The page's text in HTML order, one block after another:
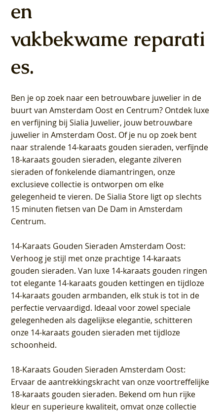
en
vakbekwame reparati
es.
Ben je op zoek naar een betrouwbare juwelier in de
buurt van Amsterdam Oost en Centrum? Ontdek luxe
en verfijning bij Sialia Juwelier, jouw betrouwbare
juwelier in Amsterdam Oost. Of je nu op zoek bent
naar stralende 14-karaats gouden sieraden, verfijnde
18-karaats gouden sieraden, elegante zilveren
sieraden of fonkelende diamantringen, onze
exclusieve collectie is ontworpen om elke
gelegenheid te vieren. De Sialia Store ligt op slechts
15 minuten fietsen van De Dam in Amsterdam
Centrum.
14-Karaats Gouden Sieraden Amsterdam Oost:
Verhoog je stijl met onze prachtige 14-karaats
gouden sieraden. Van luxe 14-karaats gouden ringen
tot elegante 14-karaats gouden kettingen en tijdloze
14-karaats gouden armbanden, elk stuk is tot in de
perfectie vervaardigd. Ideaal voor zowel speciale
gelegenheden als dagelijkse elegantie, schitteren
onze 14-karaats gouden sieraden met tijdloze
schoonheid.
18-Karaats Gouden Sieraden Amsterdam Oost:
Ervaar de aantrekkingskracht van onze voortreffelijke
18-karaats gouden sieraden. Bekend om hun rijke
kleur en superieure kwaliteit, omvat onze collectie